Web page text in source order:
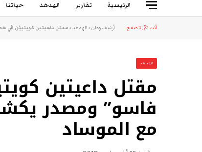
الرئيسية تقارير الهدهد حياتنا
أنت الآن تتصفح: أرشيف وطن»الهدهد»مقتل داعيتين كويتييْن في
الهدهد
مقتل داعيتين
فاسو” ومصدر
مع الموساد